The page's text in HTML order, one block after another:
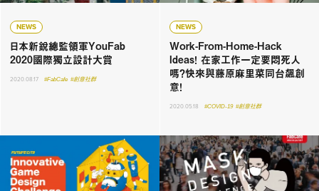
NEWS
日本新銳總監領軍YouFab
2020國際獨立設計大賞
2020.08.17 #FabCafe #創意社群
NEWS
Work-From-Home-Hack
Ideas！ 在家工作一定要悶死人
嗎？快來與藤原麻里菜同台飆創
意！
2020.05.18 #COVID-19 #創意社群